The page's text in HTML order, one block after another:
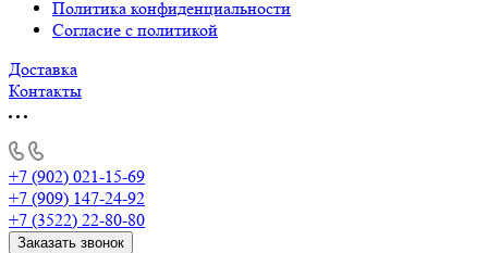
Политика конфиденциальности
Согласие с политикой
Доставка
Контакты
+7 (902) 021-15-69
+7 (909) 147-24-92
+7 (3522) 22-80-80
Заказать звонок